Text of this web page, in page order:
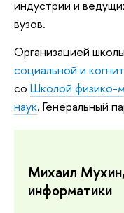
индустрии и
вузов.
Организацией
социальной и
со Школой физико-
наук. Генеральный
Михаил
информатики